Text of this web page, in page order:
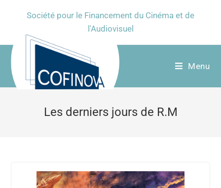
Société pour le Financement du Cinéma et de
l'Audiovisuel
Menu
Les derniers jours de R.M